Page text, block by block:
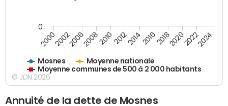
Mosnes
Moyenne nationale
Moyenne communes de 500 à 2 000 habitants
200020022006200820102012201420162018202020222024
0
© JDN 2026
Annuité de la dette de Mosnes